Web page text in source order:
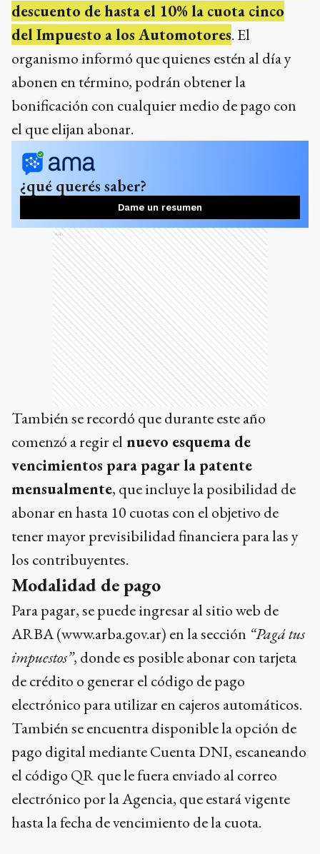
descuento de hasta el 10% la cuota cinco
del Impuesto a los Automotores. El
organismo informó que quienes estén al día y
abonen en término, podrán obtener la
bonificación con cualquier medio de pago con
el que elijan abonar.
¿qué querés saber?
Dame un resumen
Ads
También se recordó que durante este año
comenzó a regir el nuevo esquema de
vencimientos para pagar la patente
mensualmente, que incluye la posibilidad de
abonar en hasta 10 cuotas con el objetivo de
tener mayor previsibilidad financiera para las y
los contribuyentes.
Modalidad de pago
Para pagar, se puede ingresar al sitio web de
ARBA (www.arba.gov.ar) en la sección “Pagá tus
impuestos”, donde es posible abonar con tarjeta
de crédito o generar el código de pago
electrónico para utilizar en cajeros automáticos.
También se encuentra disponible la opción de
pago digital mediante Cuenta DNI, escaneando
el código QR que le fuera enviado al correo
electrónico por la Agencia, que estará vigente
hasta la fecha de vencimiento de la cuota.